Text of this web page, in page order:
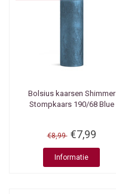
Bolsius kaarsen Shimmer
Stompkaars 190/68 Blue
€8,99 €7,99
Informatie